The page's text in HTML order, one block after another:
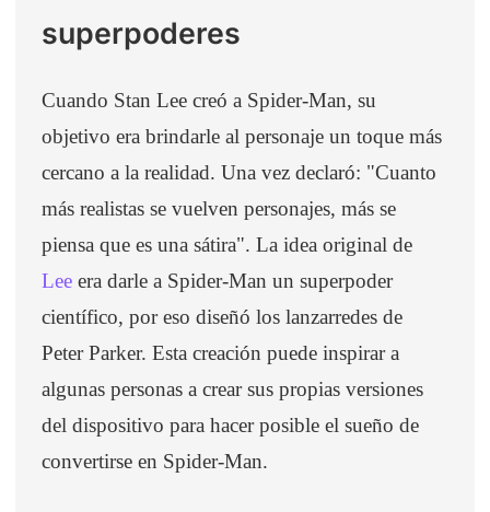
superpoderes
Cuando Stan Lee creó a Spider-Man, su
objetivo era brindarle al personaje un toque más
cercano a la realidad. Una vez declaró: "Cuanto
más realistas se vuelven personajes, más se
piensa que es una sátira". La idea original de
Lee era darle a Spider-Man un superpoder
científico, por eso diseñó los lanzarredes de
Peter Parker. Esta creación puede inspirar a
algunas personas a crear sus propias versiones
del dispositivo para hacer posible el sueño de
convertirse en Spider-Man.